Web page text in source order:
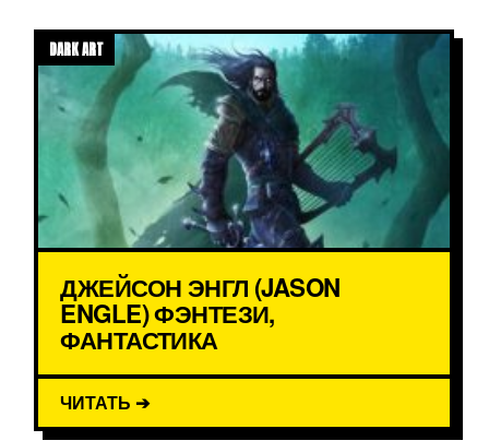
DARK ART
ДЖЕЙСОН ЭНГЛ (JASON
ENGLE) ФЭНТЕЗИ,
ФАНТАСТИКА
ЧИТАТЬ ➔